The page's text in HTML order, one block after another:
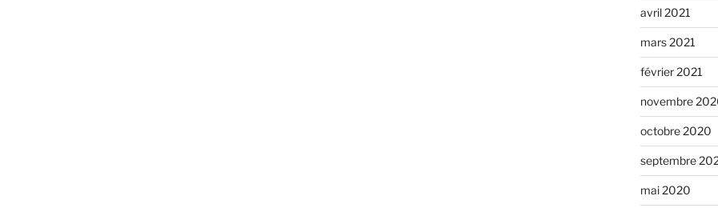
avril 2021
mars 2021
février 2021
novembre
octobre 2020
septembre
mai 2020